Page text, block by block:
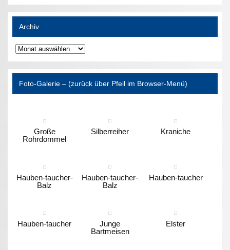
Archiv
Archiv
Foto-Galerie – (zurück über Pfeil im Browser-Menü)
Große
Rohrdommel
Silberreiher Kraniche
Hauben-taucher-
Balz
Hauben-taucher-
Balz
Hauben-taucher
Hauben-taucher
Junge
Bartmeisen
Elster